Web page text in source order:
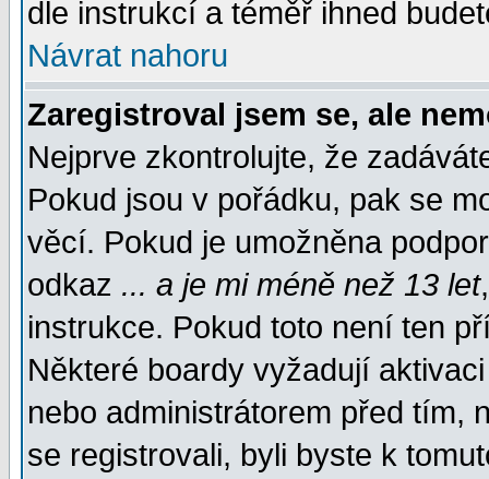
dle instrukcí a téměř ihned
Návrat nahoru
Zaregistroval jsem se, ale
Nejprve zkontrolujte, že
Pokud jsou v pořádku, pak se
věcí. Pokud je umožněna
odkaz ... a je mi méně než 13 let
instrukce. Pokud toto není ten
Některé boardy vyžadují
nebo administrátorem před tím,
se registrovali, byli byste k